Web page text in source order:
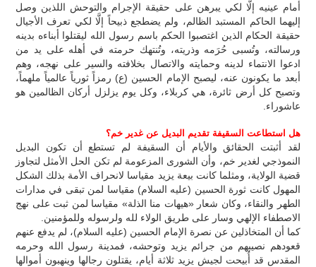
أمام عينيه إلَّا لكي يبرهن على حقيقة الإجرام والتوحش اللذين وصل
إليهما الحاكم المستبد الظالم، ولم يضطجع ذبيحاً إلَّا لكي تعرف الأجيال
حقيقة الحكام الذين اغتصبوا الحكم باسم رسول الله ليقتلوا أبناءه بدينه
ورسالته، وتُسبى حُرَمه وذريته، وتُنتهك حرمته في أهله على يد من
ادعوا الانتماء لدينه وحمايته والاتصال بخلافته والسير على نهجه، وهم
أبعد ما يكونون عنه، ليصبح الإمام الحسين (ع) رمزاً ثورياً عالمياً ملهماً،
وتصبح كل أرض ثائرة، هي كربلاء، وكل يوم يزلزل أركان الظالمين هو
عاشوراء.
هل استطاعت السقيفة تقديم البديل عن غدير خم؟
لقد أثبتت الحقائق والأيام أن السقيفة لم تستطع أن تكون البديل
النموذجي لغدير خم، وأن الشورى المزعومة لم تكن الحل الأمثل لتجاوز
قضية الولاية، ومثلما كانت بيعة يزيد مقياسا لانحراف الأمة بذلك الشكل
المهول كانت ثورة الحسين (عليه السلام) مقياسا لمن تبقى في مدارات
الطهر والنقاء، وكان شعار «هيهات منا الذلة» مقياسا لمن ثبت على نهج
الاصطفاء الإلهي وسار على طريق الولاء لله ولرسوله وللمؤمنين.
كما أن المتخاذلين عن نصرة الإمام الحسين (عليه السلام)، لم يدفع عنهم
قعودهم نصيبهم من جرائم يزيد وتوحشه، فمدينة رسول الله وحرمه
المقدس قد أُبيحت لجيش يزيد ثلاثة أيام، يقتلون رجالها وينهبون أموالها